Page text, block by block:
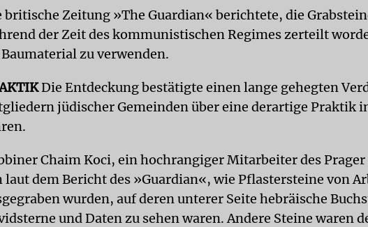
britische Zeitung »The Guardian« berichtete, die
der Zeit des kommunistischen Regimes zerteilt
zu verwenden.
Die Entdeckung bestätigte einen lange gehegten
jüdischer Gemeinden über eine derartige Praktik
Chaim Koci, ein hochrangiger Mitarbeiter des Prager
laut dem Bericht des »Guardian«, wie Pflastersteine von
wurden, auf deren unterer Seite hebräische
und Daten zu sehen waren. Andere Steine waren